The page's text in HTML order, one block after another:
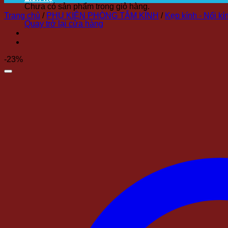
Chưa có sản phẩm trong giỏ hàng.
Quay trở lại cửa hàng
Trang chủ / PHỤ KIỆN PHÒNG TẮM KÍNH / Kẹp kính - Nối
-23%